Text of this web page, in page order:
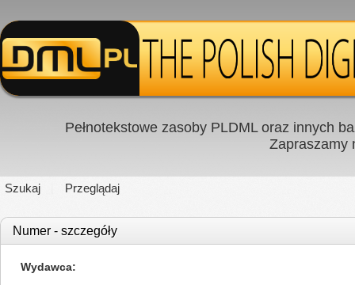
Pełnotekstowe zasoby PLDML oraz innych
Zapraszamy
Szukaj Przeglądaj
Numer - szczegóły
Wydawca